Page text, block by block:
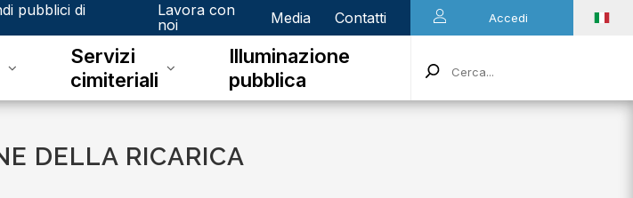
pubblici di
Lavora con
noi
Media Contatti Accedi
Servizi
cimiteriali
Illuminazione
pubblica
DELLA RICARICA